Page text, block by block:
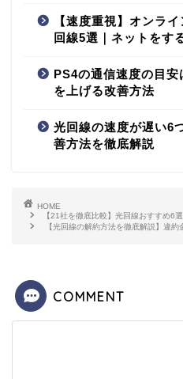
【速度重視】オンラ
回線5選｜ネットをす
PS4の通信速度の目
を上げる改善方法
光回線の速度が遅い6
善方法を徹底解説
HOME
【21社を徹底比較】光回線おすすめ6
【光回線の解約方法を徹底解説】違
COMMENT